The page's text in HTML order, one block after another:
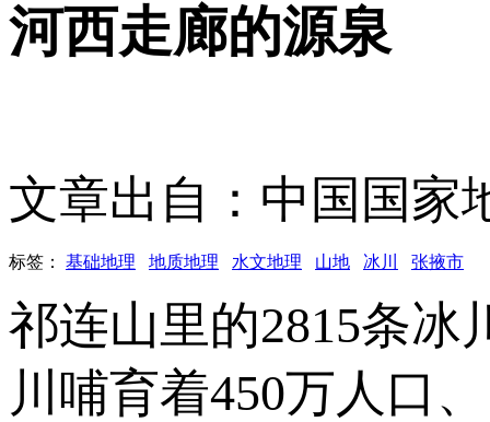
河西走廊的源泉
文章出自：中国国家
标签： 基础地理 地质地理 水文地理 山地 冰川 张掖市
祁连山里的2815条
川哺育着450万人口